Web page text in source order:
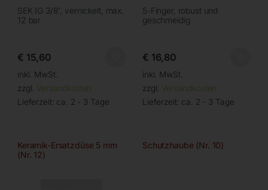
SEK IG 3/8′, vernickelt, max.
12 bar
€ 15,60
inkl. MwSt.
zzgl. Versandkosten
Lieferzeit: ca. 2 - 3 Tage
5-Finger, robust und
geschmeidig
€ 16,80
inkl. MwSt.
zzgl. Versandkosten
Lieferzeit: ca. 2 - 3 Tage
Keramik-Ersatzdüse 5 mm
(Nr. 12)
Schutzhaube (Nr. 10)